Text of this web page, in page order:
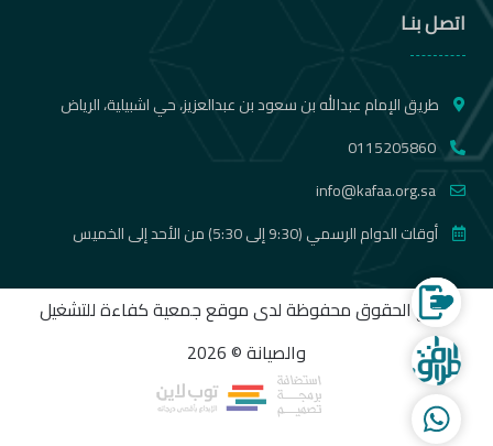
اتصل بنـا
طريق الإمام عبدالله بن سعود بن عبدالعزيز، حي اشبيلية، الرياض
0115205860
info@kafaa.org.sa
أوقات الدوام الرسمي (9:30 إلى 5:30) من الأحد إلى الخميس
جميع الحقوق محفوظة لدى موقع جمعية كفاءة للتشغيل
والصيانة © 2026
الموقع الالكتروني لجمع التبرعات
شركة المرافق المتنقلة
WhatsApp